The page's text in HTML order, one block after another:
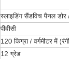
स्लाइडिंग सैंडविच पैनल डोर
पीवीसी
120 किग्रा / वर्गमीटर में
12 ग्रेड